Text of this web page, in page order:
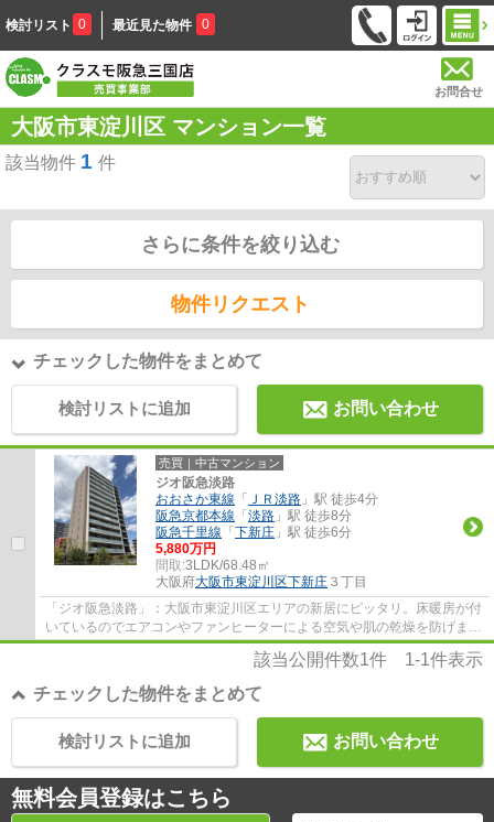
検討リスト 0 最近見た物件 0
お問合せ
大阪市東淀川区 マンション一覧
該当物件 1 件
さらに条件を絞り込む
物件リクエスト
チェックした物件をまとめて
検討リストに追加 お問い合わせ
売買｜中古マンション
ジオ阪急淡路
おおさか東線 「 ＪＲ淡路 」駅 徒歩4分
阪急京都本線 「 淡路 」駅 徒歩8分
阪急千里線 「 下新庄 」駅 徒歩6分
5,880万円
間取:3LDK/68.48㎡
大阪府大阪市東淀川区下新庄 ３丁目
「ジオ阪急淡路」：大阪市東淀川区エリアの新居にピッタリ。床暖房が付
いているのでエアコンやファンヒーターによる空気や肌の乾燥を防げま
す。専有面積68.48㎡の物件で広々してます。...
該当公開件数1件 1-1件表示
チェックした物件をまとめて
お問い合わせ
検討リストに追加
無料会員登録はこちら